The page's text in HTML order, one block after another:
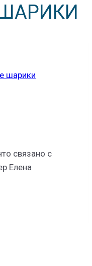
шарики
связано с
Елена